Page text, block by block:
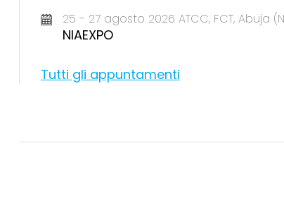
25 - 27 agosto 2026 ATCC, FCT, Abuja
NIAEXPO
Tutti gli appuntamenti